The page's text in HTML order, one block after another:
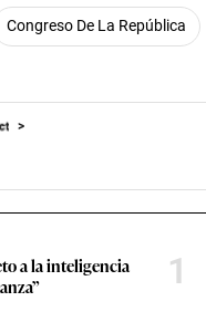
Congreso De La República
a la inteligencia
1